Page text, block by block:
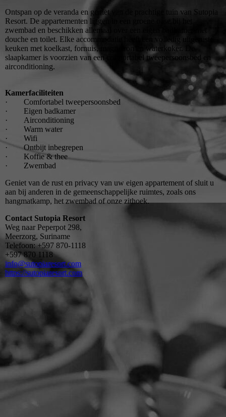
Ontspan op de veranda en geniet van de prachtige tuin van Sutopia
Resort. De appartementen liggen in een groene oase bij het
zwembad en beschikken allemaal over een eigen badkamer met
douche en toilet. Elke accommodatie heeft een volledig uitgeruste
keuken met koelkast, fornuis, magnetron en waterkoker. De
slaapkamer is voorzien van een comfortabel tweepersoonsbed en
airconditioning.
Kamerfaciliteiten
· Comfortabel tweepersoonsbed
· Eigen badkamer
· Airconditioning
· Warm water
· Wifi
· Ontbijt inbegrepen
· Koffie & thee
· Zwembad
Geniet van de rust en privacy van uw eigen appartement of sluit u
aan bij anderen in de gemeenschappelijke ruimtes, zoals ons
hangmatkamp, het zwembad of onze zithoek.
Contact Sutopia Resort
Weg naar Peperpot 298,
Meerzorg, Suriname
Telefoon: +597 870-1118
+597 870 1118
info@sutopiaresort.com
https://sutopiaresort.com